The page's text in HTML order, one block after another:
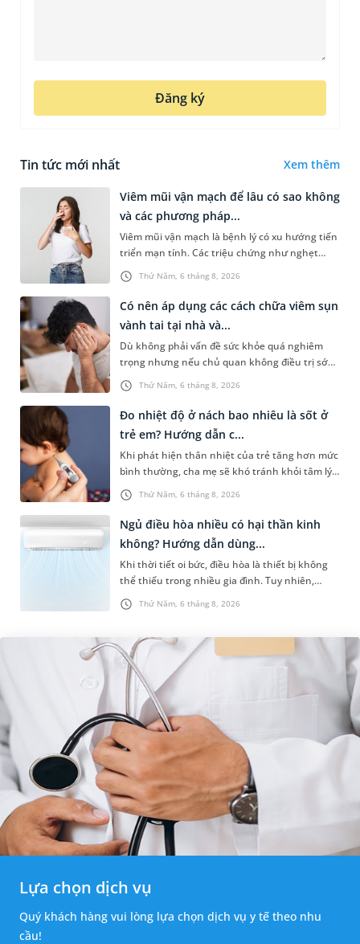
Đăng ký
Tin tức mới nhất Xem thêm
Thứ Năm, 6 tháng 8, 2026
Viêm mũi vận mạch để lâu có sao không
và các phương pháp...
Viêm mũi vận mạch là bệnh lý có xu hướng tiến
triển mạn tính. Các triệu chứng như nghẹt
mũi, chảy nước mũi thường xuyên khiến người
bệnh khó chịu. Tuy nhiên,...
Thứ Năm, 6 tháng 8, 2026
Có nên áp dụng các cách chữa viêm sụn
vành tai tại nhà và...
Dù không phải vấn đề sức khỏe quá nghiêm
trọng nhưng nếu chủ quan không điều trị sớm,
người bệnh có thể phải đối mặt với một số biến
chứng. Nếu chưa xuất hiệ...
Thứ Năm, 6 tháng 8, 2026
Đo nhiệt độ ở nách bao nhiêu là sốt ở
trẻ em? Hướng dẫn c...
Khi phát hiện thân nhiệt của trẻ tăng hơn mức
bình thường, cha mẹ sẽ khó tránh khỏi tâm lý
lo lắng. Tuy nhiên, không phải ai cũng biết đo
nhiệt độ ở nách bao...
Thứ Năm, 6 tháng 8, 2026
Ngủ điều hòa nhiều có hại thần kinh
không? Hướng dẫn dùng...
Khi thời tiết oi bức, điều hòa là thiết bị không
thể thiếu trong nhiều gia đình. Tuy nhiên,
nhiều người lo ngại rằng việc ngủ trong phòng
điều hòa mỗi đêm có...
Lựa chọn dịch vụ
Quý khách hàng vui lòng lựa chọn dịch vụ y tế theo nhu
cầu!